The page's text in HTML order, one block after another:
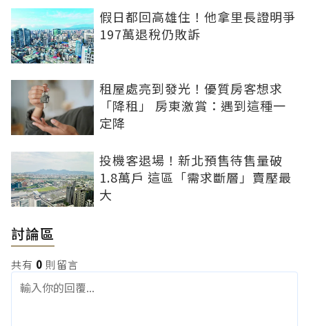
假日都回高雄住！他拿里長證明爭
197萬退稅仍敗訴
租屋處亮到發光！優質房客想求
「降租」 房東激賞：遇到這種一
定降
投機客退場！新北預售待售量破
1.8萬戶 這區「需求斷層」賣壓最
大
討論區
共有 0 則留言